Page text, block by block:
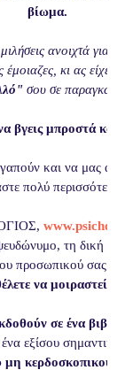
βίωμα.
ανοιχτά για
κι ας είχες
σου σε
βγεις μπροστά και
και να μας
πολύ
τη δική
προσωπικού σας
να μοιραστείτε
σε ένα
εξίσου
μη κερδοσκοπικού